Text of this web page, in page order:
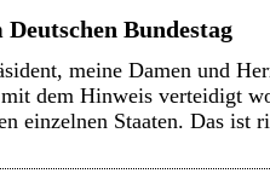
Bundestag
meine Damen und
dem Hinweis verteidigt
einzelnen Staaten. Das ist